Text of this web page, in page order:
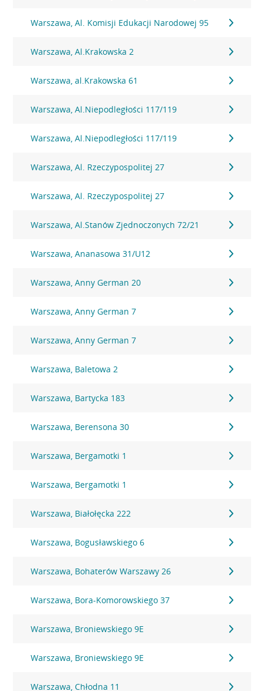
Warszawa, Al. Komisji Edukacji Narodowej 95
Warszawa, Al.Krakowska 2
Warszawa, al.Krakowska 61
Warszawa, Al.Niepodległości 117/119
Warszawa, Al.Niepodległości 117/119
Warszawa, Al. Rzeczypospolitej 27
Warszawa, Al. Rzeczypospolitej 27
Warszawa, Al.Stanów Zjednoczonych 72/21
Warszawa, Ananasowa 31/U12
Warszawa, Anny German 20
Warszawa, Anny German 7
Warszawa, Anny German 7
Warszawa, Baletowa 2
Warszawa, Bartycka 183
Warszawa, Berensona 30
Warszawa, Bergamotki 1
Warszawa, Bergamotki 1
Warszawa, Białołęcka 222
Warszawa, Bogusławskiego 6
Warszawa, Bohaterów Warszawy 26
Warszawa, Bora-Komorowskiego 37
Warszawa, Broniewskiego 9E
Warszawa, Broniewskiego 9E
Warszawa, Chłodna 11